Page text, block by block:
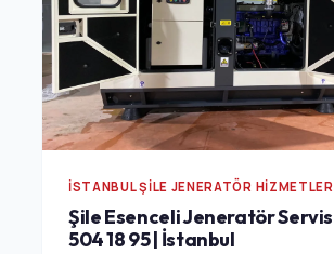
İSTANBUL ŞILE JENERATÖR
Şile Esenceli Jeneratör
504 18 95 | İstanbul